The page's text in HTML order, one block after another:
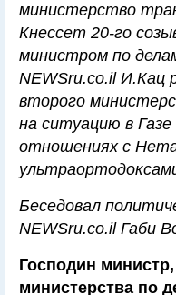
министерство
Кнессет 20-го
министром по
NEWSru.co.il И.Кац
второго
на ситуацию в Газе
отношениях с
Беседовал
NEWSru.co.il Габи
Господин
министерства по